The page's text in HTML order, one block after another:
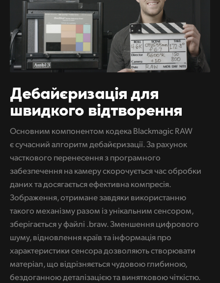
Дебайєризація для
швидкого відтворення
Основним компонентом кодека Blackmagic RAW
є сучасний алгоритм дебайєризації. За рахунок
часткового перенесення з програмного
забезпечення на камеру скорочується час обробки
даних та досягається ефективна компресія.
Зображення, отримане завдяки використанню
такого механізму разом із унікальним сенсором,
зберігається у файлі .braw. Зменшення цифрового
шуму, відновлення країв та інформація про
характеристики сенсора дозволяють створювати
матеріал, що відрізняється чудовою глибиною,
бездоганною деталізацією та винятковою чіткістю.